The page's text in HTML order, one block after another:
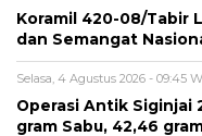
Koramil 420-08/Tabir
dan Semangat
Selasa, 4 Agustus 2026 - 09:45
Operasi Antik Siginjai
gram Sabu, 42,46